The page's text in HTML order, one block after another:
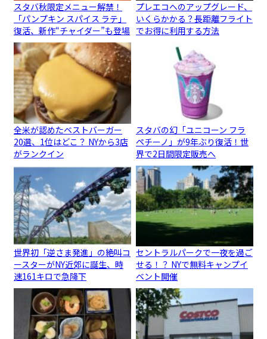
スタバ秋限定メニュー解禁！
「パンプキン スパイス ラテ」
復活、新作“チャイダー”も登場
プレエコへのアップグレード、
いくらかかる？長距離フライト
でお得に利用する方法
全米が認めたベストバーガー
20選、1位はどこ？ NYから3店
がランクイン
スタバの幻「ユニコーン フラ
ペチーノ」が9年ぶり復活！世
界で2日間限定販売へ
世界初「逆さま発進」の絶叫コ
ースターがNY近郊に誕生、時
速161キロで急降下
セントラルパークで一夜を過ご
せる！？ NYで無料キャンプイ
ベント開催